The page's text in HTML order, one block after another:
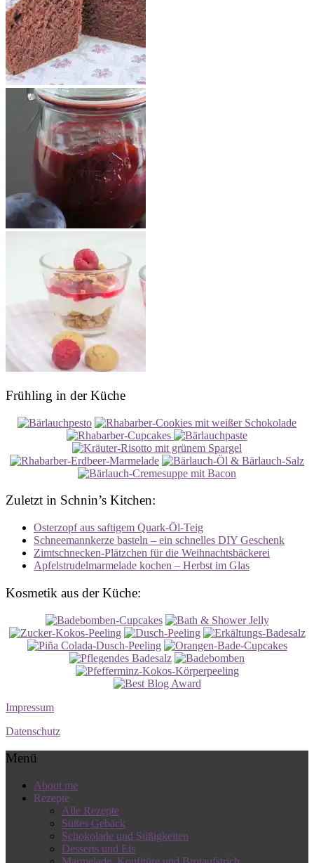
Frühling in der Küche
Zuletzt in Schnin’s Kitchen:
Osterzopf aus saftigem Quark-Öl-Teig
Schneemannkerze basteln – ein schnelles DIY Geschenk
Zimtschnecken-Plätzchen für die Weihnachtsbäckerei
Apfelstrudelmarmelade kochen – Herbst im Glas
Kosmetik aus der Küche:
Impressum
Datenschutz
Menü
About me
Rezepte
Alle Rezepte
Süßes Gebäck
Schokolade und Süßigkeiten
Desserts und Eis